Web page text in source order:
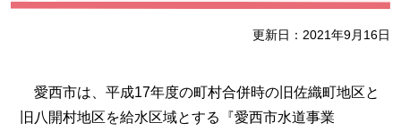
更新日：2021年9月16日
愛西市は、平成17年度の町村合併時の旧佐織町地区と
旧八開村地区を給水区域とする『愛西市水道事業